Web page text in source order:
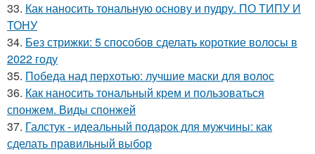
33. Как наносить тональную основу и пудру. ПО ТИПУ И
ТОНУ
34. Без стрижки: 5 способов сделать короткие волосы в
2022 году
35. Победа над перхотью: лучшие маски для волос
36. Как наносить тональный крем и пользоваться
спонжем. Виды спонжей
37. Галстук - идеальный подарок для мужчины: как
сделать правильный выбор